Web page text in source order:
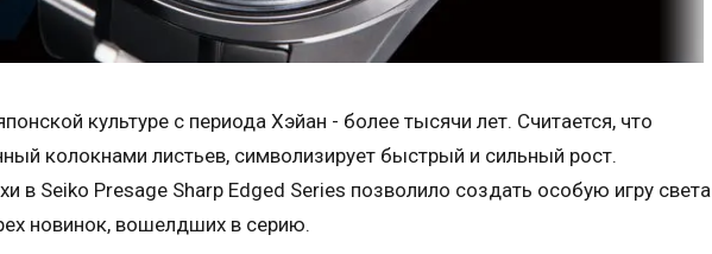
культуре с периода Хэйан - более тысячи лет. Считается, что
колокнами листьев, символизирует быстрый и сильный рост.
в Seiko Presage Sharp Edged Series позволило создать особую игру света
новинок, вошелдших в серию.